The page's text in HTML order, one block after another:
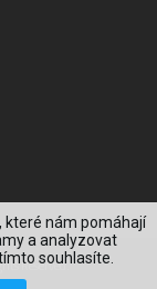
které nám pomáhají
a analyzovat
souhlasíte.
Reserved.